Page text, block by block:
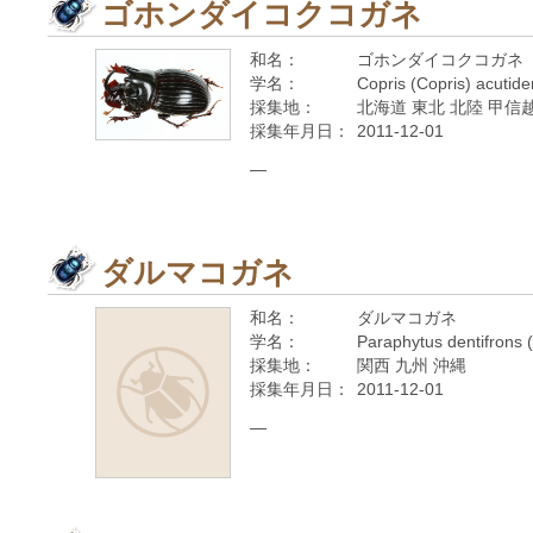
ゴホンダイコクコガネ
和名：
ゴホンダイコクコガネ
学名：
Copris (Copris)
採集地：
北海道 東北 北陸 甲信
採集年月日：
2011-12-01
—
ダルマコガネ
和名：
ダルマコガネ
学名：
Paraphytus dentifrons
採集地：
関西 九州 沖縄
採集年月日：
2011-12-01
—